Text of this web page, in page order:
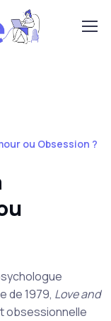
ou Obsession ?
de 1979, Love and
obsessionnelle